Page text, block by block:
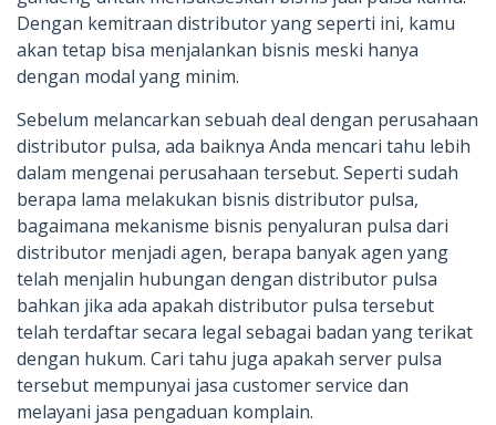
Dengan kemitraan distributor yang seperti ini, kamu
akan tetap bisa menjalankan bisnis meski hanya
dengan modal yang minim.
Sebelum melancarkan sebuah deal dengan perusahaan
distributor pulsa, ada baiknya Anda mencari tahu lebih
dalam mengenai perusahaan tersebut. Seperti sudah
berapa lama melakukan bisnis distributor pulsa,
bagaimana mekanisme bisnis penyaluran pulsa dari
distributor menjadi agen, berapa banyak agen yang
telah menjalin hubungan dengan distributor pulsa
bahkan jika ada apakah distributor pulsa tersebut
telah terdaftar secara legal sebagai badan yang terikat
dengan hukum. Cari tahu juga apakah server pulsa
tersebut mempunyai jasa customer service dan
melayani jasa pengaduan komplain.